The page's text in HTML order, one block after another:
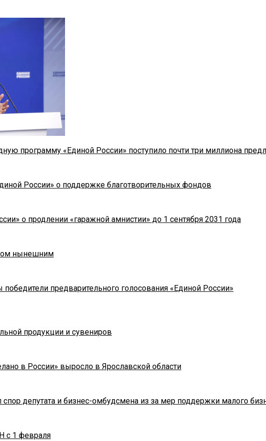
программу «Единой России» поступило почти три миллиона
России» о поддержке благотворительных фондов
о продлении «гаражной амнистии» до 1 сентября 2031 года
нынешним
предварительного голосования «Единой России»
продукции и сувениров
в России» выросло в Ярославской области
депутата и бизнес-омбудсмена из за мер поддержки малого
с 1 февраля